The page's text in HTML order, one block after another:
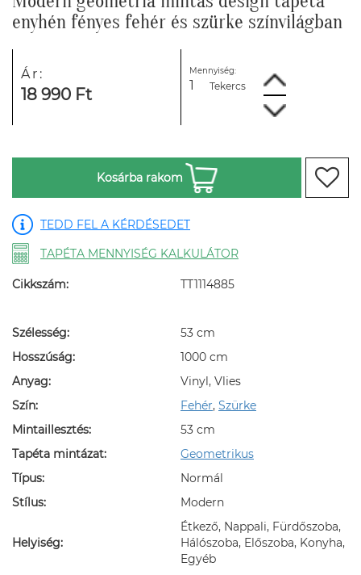
enyhén fényes fehér és szürke színvilágban
Ár:
18 990 Ft
Mennyiség:
Tekercs
Kosárba rakom
TEDD FEL A KÉRDÉSEDET
TAPÉTA MENNYISÉG KALKULÁTOR
Cikkszám: TT1114885
Szélesség:
53 cm
Hosszúság:
1000 cm
Anyag:
Vinyl, Vlies
Szín:
Fehér, Szürke
Mintaillesztés:
53 cm
Tapéta mintázat:
Geometrikus
Típus:
Normál
Stílus:
Modern
Helyiség:
Étkező, Nappali, Fürdőszoba,
Hálószoba, Előszoba, Konyha,
Egyéb